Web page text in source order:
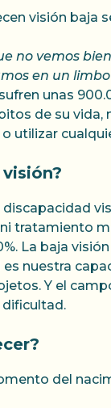
visión baja
no vemos
en un limbo
unas
de su vida,
utilizar
tratamiento
La baja
nuestra
Y el
del